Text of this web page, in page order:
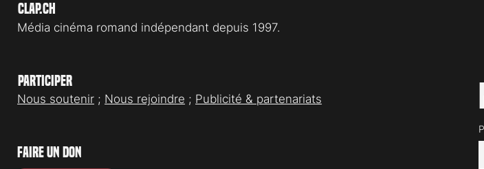
Clap.ch
Média cinéma romand indépendant depuis 1997.
Participer
Nous soutenir ; Nous rejoindre ; Publicité & partenariats
faire un don